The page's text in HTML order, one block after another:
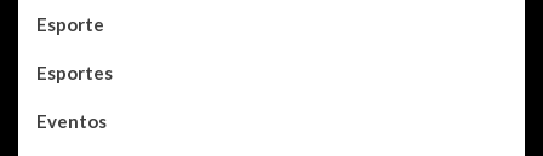
Esporte
Esportes
Eventos